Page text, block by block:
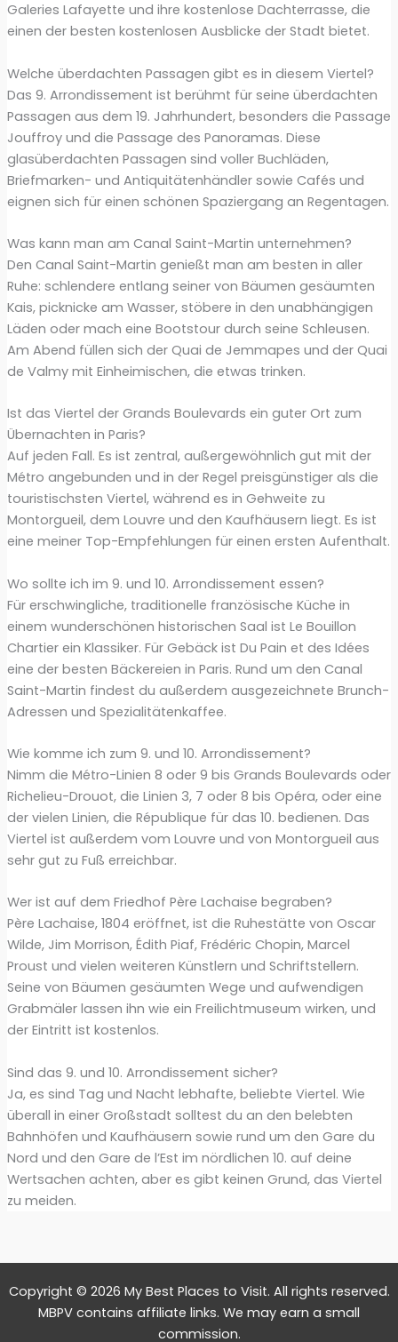
Galeries Lafayette und ihre kostenlose Dachterrasse, die
einen der besten kostenlosen Ausblicke der Stadt bietet.
Welche überdachten Passagen gibt es in diesem Viertel?
Das 9. Arrondissement ist berühmt für seine überdachten
Passagen aus dem 19. Jahrhundert, besonders die Passage
Jouffroy und die Passage des Panoramas. Diese
glasüberdachten Passagen sind voller Buchläden,
Briefmarken- und Antiquitätenhändler sowie Cafés und
eignen sich für einen schönen Spaziergang an Regentagen.
Was kann man am Canal Saint-Martin unternehmen?
Den Canal Saint-Martin genießt man am besten in aller
Ruhe: schlendere entlang seiner von Bäumen gesäumten
Kais, picknicke am Wasser, stöbere in den unabhängigen
Läden oder mach eine Bootstour durch seine Schleusen.
Am Abend füllen sich der Quai de Jemmapes und der Quai
de Valmy mit Einheimischen, die etwas trinken.
Ist das Viertel der Grands Boulevards ein guter Ort zum
Übernachten in Paris?
Auf jeden Fall. Es ist zentral, außergewöhnlich gut mit der
Métro angebunden und in der Regel preisgünstiger als die
touristischsten Viertel, während es in Gehweite zu
Montorgueil, dem Louvre und den Kaufhäusern liegt. Es ist
eine meiner Top-Empfehlungen für einen ersten Aufenthalt.
Wo sollte ich im 9. und 10. Arrondissement essen?
Für erschwingliche, traditionelle französische Küche in
einem wunderschönen historischen Saal ist Le Bouillon
Chartier ein Klassiker. Für Gebäck ist Du Pain et des Idées
eine der besten Bäckereien in Paris. Rund um den Canal
Saint-Martin findest du außerdem ausgezeichnete Brunch-
Adressen und Spezialitätenkaffee.
Wie komme ich zum 9. und 10. Arrondissement?
Nimm die Métro-Linien 8 oder 9 bis Grands Boulevards oder
Richelieu-Drouot, die Linien 3, 7 oder 8 bis Opéra, oder eine
der vielen Linien, die République für das 10. bedienen. Das
Viertel ist außerdem vom Louvre und von Montorgueil aus
sehr gut zu Fuß erreichbar.
Wer ist auf dem Friedhof Père Lachaise begraben?
Père Lachaise, 1804 eröffnet, ist die Ruhestätte von Oscar
Wilde, Jim Morrison, Édith Piaf, Frédéric Chopin, Marcel
Proust und vielen weiteren Künstlern und Schriftstellern.
Seine von Bäumen gesäumten Wege und aufwendigen
Grabmäler lassen ihn wie ein Freilichtmuseum wirken, und
der Eintritt ist kostenlos.
Sind das 9. und 10. Arrondissement sicher?
Ja, es sind Tag und Nacht lebhafte, beliebte Viertel. Wie
überall in einer Großstadt solltest du an den belebten
Bahnhöfen und Kaufhäusern sowie rund um den Gare du
Nord und den Gare de l’Est im nördlichen 10. auf deine
Wertsachen achten, aber es gibt keinen Grund, das Viertel
zu meiden.
Copyright © 2026 My Best Places to Visit. All rights reserved.
MBPV contains affiliate links. We may earn a small
commission.